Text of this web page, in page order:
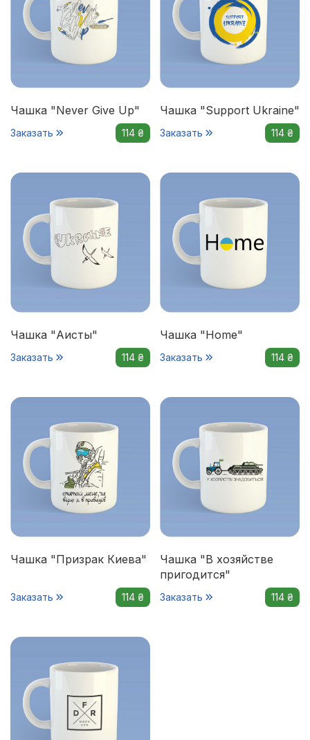
Чашка "Never Give Up"
Заказать 114 ₴
Чашка "Support Ukraine"
Заказать 114 ₴
Чашка "Аисты"
Заказать 114 ₴
Чашка "Home"
Заказать 114 ₴
Чашка "Призрак Киева"
Заказать 114 ₴
Чашка "В хозяйстве
пригодится"
Заказать 114 ₴